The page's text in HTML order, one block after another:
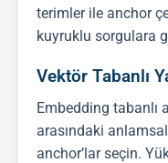
terimler ile anchor
kuyruklu sorgulara
Vektör Tabanlı
Embedding tabanlı
arasındaki
anchor’lar seçin.